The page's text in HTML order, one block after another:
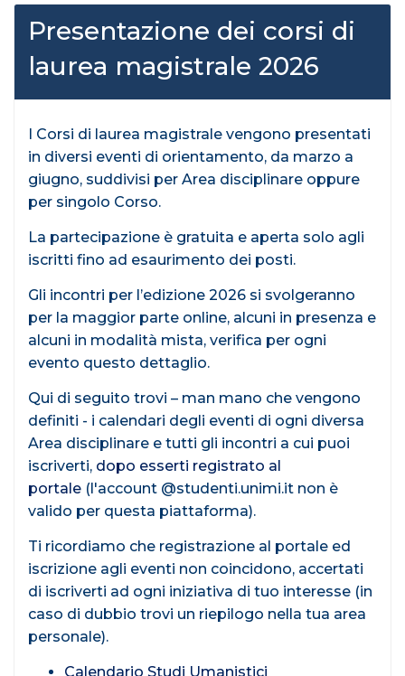
Presentazione dei corsi di
laurea magistrale 2026
I Corsi di laurea magistrale vengono presentati
in diversi eventi di orientamento, da marzo a
giugno, suddivisi per Area disciplinare oppure
per singolo Corso.
La partecipazione è gratuita e aperta solo agli
iscritti fino ad esaurimento dei posti.
Gli incontri per l’edizione 2026 si svolgeranno
per la maggior parte online, alcuni in presenza e
alcuni in modalità mista, verifica per ogni
evento questo dettaglio.
Qui di seguito trovi – man mano che vengono
definiti - i calendari degli eventi di ogni diversa
Area disciplinare e tutti gli incontri a cui puoi
iscriverti, dopo esserti registrato al
portale (l'account @studenti.unimi.it non è
valido per questa piattaforma).
Ti ricordiamo che registrazione al portale ed
iscrizione agli eventi non coincidono, accertati
di iscriverti ad ogni iniziativa di tuo interesse (in
caso di dubbio trovi un riepilogo nella tua area
personale).
Calendario Studi Umanistici